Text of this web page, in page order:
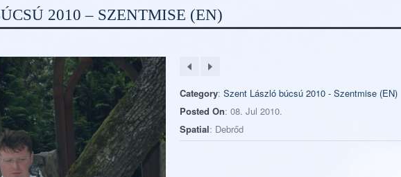
2010 – SZENTMISE (EN)
Category: Szent László búcsú 2010 - Szentmise (EN)
Posted On: 08. Jul 2010.
Spatial: Debrőd